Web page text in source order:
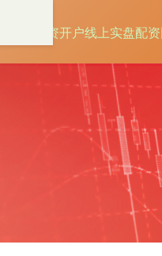
炒股配资开户线上实盘配